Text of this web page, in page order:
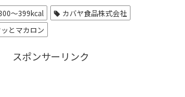
〜399kcal
カバヤ食品株式会社
とマカロン
スポンサーリンク